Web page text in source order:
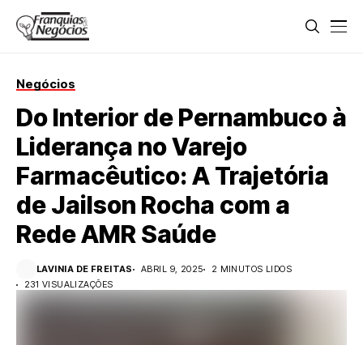
Negócios
Do Interior de Pernambuco à
Liderança no Varejo
Farmacêutico: A Trajetória
de Jailson Rocha com a
Rede AMR Saúde
LAVINIA DE FREITAS ABRIL 9, 2025
2 MINUTOS LIDOS
231 VISUALIZAÇÕES